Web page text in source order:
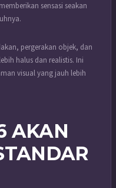
sensasi seakan
pergerakan objek, dan
halus dan realistis. Ini
visual yang jauh lebih
AKAN